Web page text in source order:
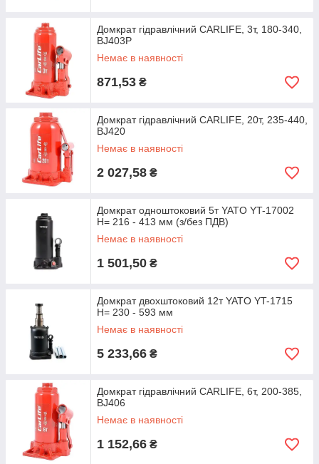
Домкрат гідравлічний CARLIFE, 3т, 180-340,
BJ403P
Немає в наявності
871,53 ₴
Домкрат гідравлічний CARLIFE, 20т, 235-440,
BJ420
Немає в наявності
2 027,58 ₴
Домкрат одноштоковий 5т YATO YT-17002
H= 216 - 413 мм (з/без ПДВ)
Немає в наявності
1 501,50 ₴
Домкрат двохштоковий 12т YATO YT-1715
H= 230 - 593 мм
Немає в наявності
5 233,66 ₴
Домкрат гідравлічний CARLIFE, 6т, 200-385,
BJ406
Немає в наявності
1 152,66 ₴